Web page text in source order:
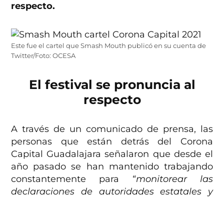
respecto.
Este fue el cartel que Smash Mouth publicó en su cuenta de
Twitter/Foto: OCESA
El festival se pronuncia al
respecto
A través de un comunicado de prensa, las
personas que están detrás del Corona
Capital Guadalajara señalaron que desde el
año pasado se han mantenido trabajando
constantemente para “monitorear las
declaraciones de autoridades estatales y